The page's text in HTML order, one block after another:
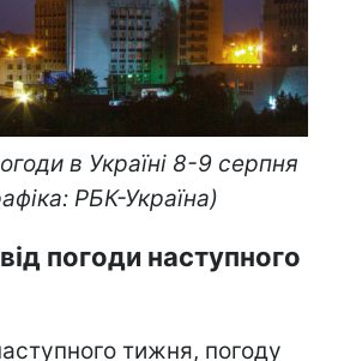
в Україні 8-9 серпня
РБК-Україна)
погоди наступного
тижня, погоду